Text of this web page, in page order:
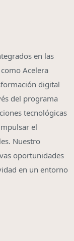
en las
Acelera
digital
del programa
tecnológicas
el
Nuestro
oportunidades
en un entorno